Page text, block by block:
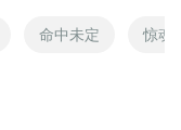
命中未定 惊魂